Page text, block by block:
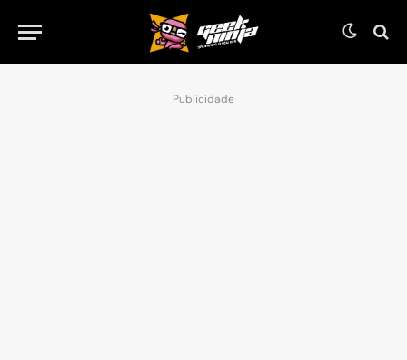
Publicidade